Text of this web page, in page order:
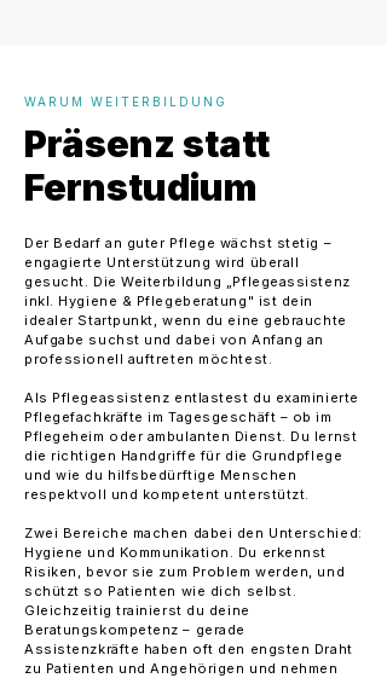
WARUM WEITERBILDUNG
Präsenz statt
Fernstudium
Der Bedarf an guter Pflege wächst stetig –
engagierte Unterstützung wird überall
gesucht. Die Weiterbildung „Pflegeassistenz
inkl. Hygiene & Pflegeberatung" ist dein
idealer Startpunkt, wenn du eine gebrauchte
Aufgabe suchst und dabei von Anfang an
professionell auftreten möchtest.
Als Pflegeassistenz entlastest du examinierte
Pflegefachkräfte im Tagesgeschäft – ob im
Pflegeheim oder ambulanten Dienst. Du lernst
die richtigen Handgriffe für die Grundpflege
und wie du hilfsbedürftige Menschen
respektvoll und kompetent unterstützt.
Zwei Bereiche machen dabei den Unterschied:
Hygiene und Kommunikation. Du erkennst
Risiken, bevor sie zum Problem werden, und
schützt so Patienten wie dich selbst.
Gleichzeitig trainierst du deine
Beratungskompetenz – gerade
Assistenzkräfte haben oft den engsten Draht
zu Patienten und Angehörigen und nehmen